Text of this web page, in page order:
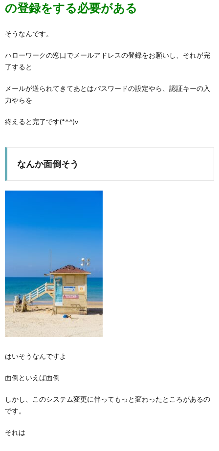
の登録をする必要がある
そうなんです。
ハローワークの窓口でメールアドレスの登録をお願いし、それが完
了すると
メールが送られてきてあとはパスワードの設定やら、認証キーの入
力やらを
終えると完了です(*^^)v
なんか面倒そう
はいそうなんですよ
面倒といえば面倒
しかし、このシステム変更に伴ってもっと変わったところがあるの
です。
それは